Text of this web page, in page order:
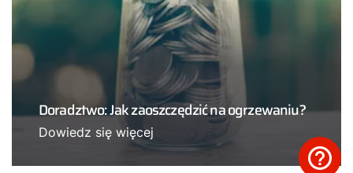
Doradztwo: Jak zaoszczędzić na ogrzewaniu?
Dowiedz się więcej